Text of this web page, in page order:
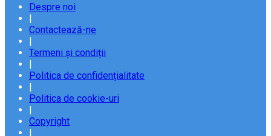
Despre noi
|
Contactează-ne
|
Termeni și condiții
|
Politica de confidențialitate
|
Politica de cookie-uri
|
Copyright
|